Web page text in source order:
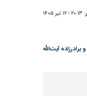
۲۰:۱۳ - ۱۲ تير ۱۴۰۵
انقلاب و برادرزاده آیت‌الله